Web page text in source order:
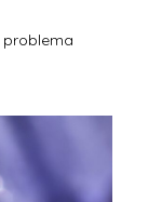
problema